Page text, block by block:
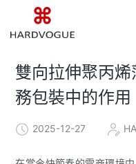
雙向拉伸聚丙
務包裝中的作用
2025-12-27